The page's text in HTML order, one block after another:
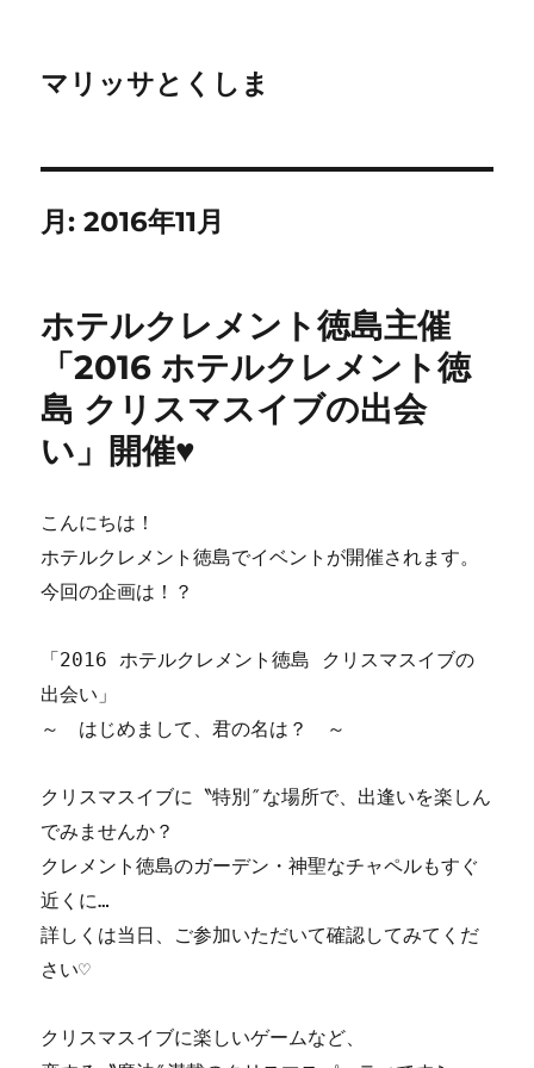
マリッサとくしま
月:2016年11月
ホテルクレメント徳島主催
「2016 ホテルクレメント徳
島 クリスマスイブの出会
い」開催♥
こんにちは！
ホテルクレメント徳島でイベントが開催されます。
今回の企画は！？
「2016 ホテルクレメント徳島 クリスマスイブの
出会い」
～ はじめまして、君の名は？ ～
クリスマスイブに〝特別″な場所で、出逢いを楽しん
でみませんか？
クレメント徳島のガーデン・神聖なチャペルもすぐ
近くに…
詳しくは当日、ご参加いただいて確認してみてくだ
さい♡
クリスマスイブに楽しいゲームなど、